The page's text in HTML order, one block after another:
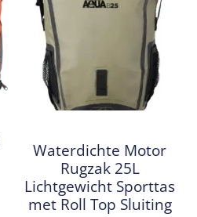
Waterdichte Motor
Rugzak 25L
Lichtgewicht Sporttas
met Roll Top Sluiting